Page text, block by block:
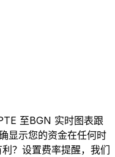
至BGN 实时图表跟
显示您的资金在任何时
？设置费率提醒，我们